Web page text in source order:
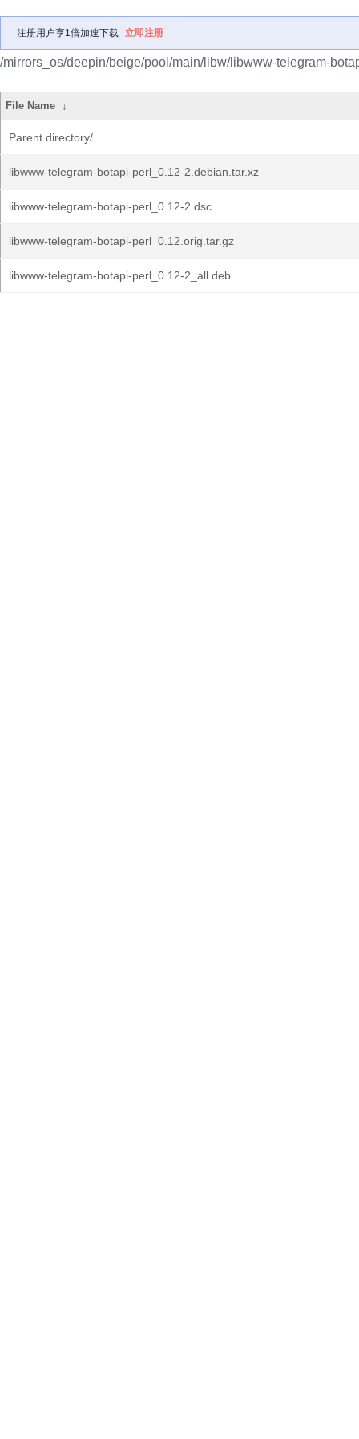
注册用户享1倍加速下载 立即注册
/mirrors_os/deepin/beige/pool/main/libw/libwww-telegram-
File Name ↓
Parent directory/
libwww-telegram-botapi-perl_0.12-2.debian.tar.xz
libwww-telegram-botapi-perl_0.12-2.dsc
libwww-telegram-botapi-perl_0.12.orig.tar.gz
libwww-telegram-botapi-perl_0.12-2_all.deb